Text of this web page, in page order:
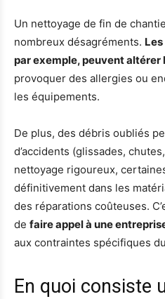
Un nettoyage de fin de
nombreux désagréments.
par exemple, peuvent altérer
provoquer des allergies ou
les équipements.
De plus, des débris oubliés
d’accidents (glissades,
nettoyage rigoureux,
définitivement dans les
des réparations coûteuses.
de faire appel à une
aux contraintes spécifiques
En quoi consiste